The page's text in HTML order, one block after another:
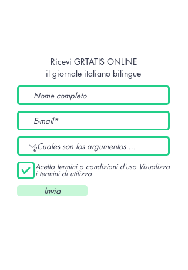
Ricevi GRTATIS ONLINE
il giornale italiano bilingue
Acetto termini o condizioni d'uso Visualizza
i termini di utilizzo
Invia